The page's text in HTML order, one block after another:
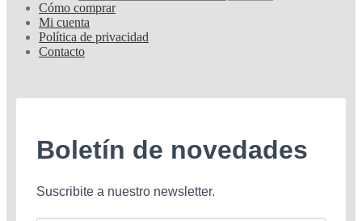
Cómo comprar
Mi cuenta
Política de privacidad
Contacto
Boletín de novedades
Suscribite a nuestro newsletter.